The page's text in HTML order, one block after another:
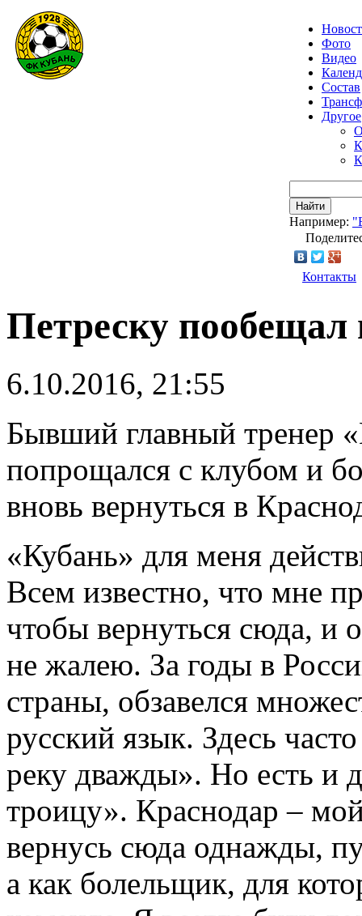
Фото
Видео
Состав
Другое
Найти
Например:
Контакты
Петреску пообещал
6.10.2016, 21:55
Бывший главный тренер
попрощался с клубом и
вновь вернуться в
«Кубань» для меня
Всем известно, что мне
чтобы вернуться сюда, и
не жалею. За годы в
страны, обзавелся
русский язык. Здесь
реку дважды». Но есть и
троицу». Краснодар –
вернусь сюда однажды,
а как болельщик, для